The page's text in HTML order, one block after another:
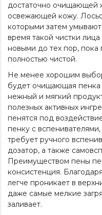
достаточно
освежающей кожу.
которыми затем
время такой чистки
новыми до тех пор,
полностью чистой.
Не менее хорошим
будет очищающая
нежный и мягкий
полезных активных
пенятся под
пенку с вспенивателями
требует ручного
дозатор, а также
Преимуществом пены
консистенция.
легче проникает в
даже самые мелкие
заливает.